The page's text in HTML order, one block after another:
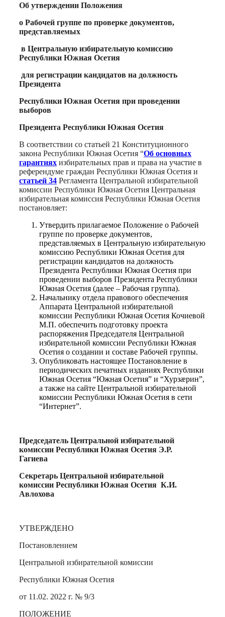
Об утверждении Положения
о Рабочей группе по проверке документов,
представляемых
в Центральную избирательную комиссию
Республики Южная Осетия
для регистрации кандидатов на должность
Президента
Республики Южная Осетия при проведении
выборов
Президента Республики Южная Осетия
В соответствии со статьей 21 Конституционного
закона Республики Южная Осетия “Об основных
гарантиях избирательных прав и права на участие в
референдуме граждан Республики Южная Осетия и
статьей 34 Регламента Центральной избирательной
комиссии Республики Южная Осетия Центральная
избирательная комиссия Республики Южная Осетия
постановляет:
Утвердить прилагаемое Положение о Рабочей
группе по проверке документов,
представляемых в Центральную избирательную
комиссию Республики Южная Осетия для
регистрации кандидатов на должность
Президента Республики Южная Осетия при
проведении выборов Президента Республики
Южная Осетия (далее – Рабочая группа).
Начальнику отдела правового обеспечения
Аппарата Центральной избирательной
комиссии Республики Южная Осетия Кочиевой
М.П. обеспечить подготовку проекта
распоряжения Председателя Центральной
избирательной комиссии Республики Южная
Осетия о создании и составе Рабочей группы.
Опубликовать настоящее Постановление в
периодических печатных изданиях Республики
Южная Осетия “Южная Осетия” и “Хурзӕрин”,
а также на сайте Центральной избирательной
комиссии Республики Южная Осетия в сети
“Интернет”.
Председатель Центральной избирательной
комиссии Республики Южная Осетия Э.Р.
Гагиева
Секретарь Центральной избирательной
комиссии Республики Южная Осетия К.И.
Авлохова
УТВЕРЖДЕНО
Постановлением
Центральной избирательной комиссии
Республики Южная Осетия
от 11.02. 2022 г. № 9/3
ПОЛОЖЕНИЕ